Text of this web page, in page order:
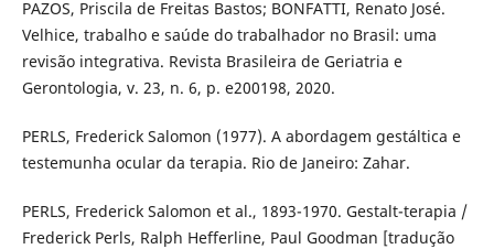
PAZOS, Priscila de Freitas Bastos; BONFATTI, Renato José.
Velhice, trabalho e saúde do trabalhador no Brasil: uma
revisão integrativa. Revista Brasileira de Geriatria e
Gerontologia, v. 23, n. 6, p. e200198, 2020.
PERLS, Frederick Salomon (1977). A abordagem gestáltica e
testemunha ocular da terapia. Rio de Janeiro: Zahar.
PERLS, Frederick Salomon et al., 1893-1970. Gestalt-terapia /
Frederick Perls, Ralph Hefferline, Paul Goodman [tradução